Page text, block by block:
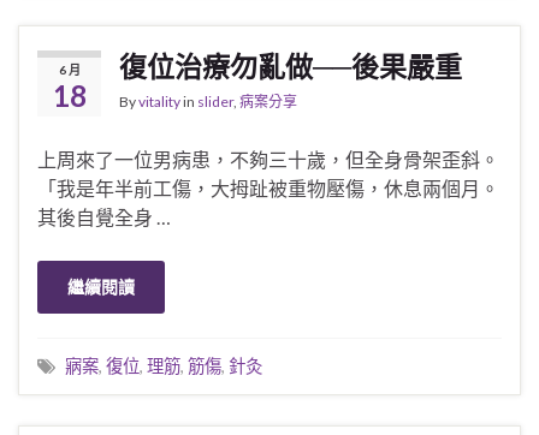
6 月
18
復位治療勿亂做──後果嚴重
Byvitalityin slider, 病案分享
上周來了一位男病患，不夠三十歲，但全身骨架歪斜。
「我是年半前工傷，大拇趾被重物壓傷，休息兩個月。
其後自覺全身 …
繼續閱讀
寎案, 復位, 理筋, 筋傷, 針灸